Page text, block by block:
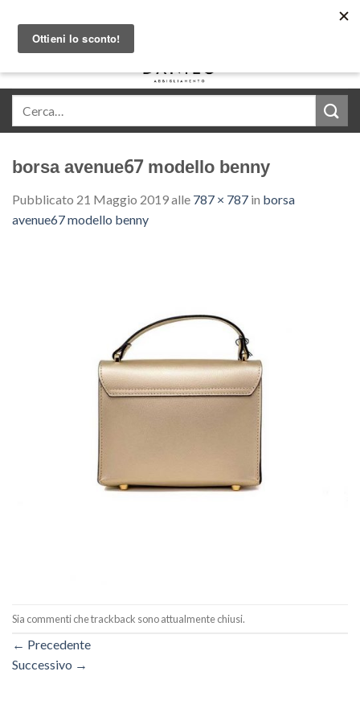
content
borsa avenue67 modello benny
Pubblicato 21 Maggio 2019alle 787 × 787 in borsa
avenue67 modello benny
Sia commenti che trackback sono attualmente chiusi.
← Precedente
Successivo →